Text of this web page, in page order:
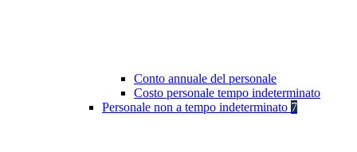
Conto annuale del personale
Costo personale tempo indeterminato
Personale non a tempo indeterminato 7